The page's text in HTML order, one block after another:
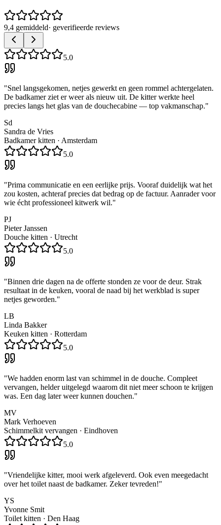
9,4 gemiddeld· geverifieerde reviews
5.0
"Snel langsgekomen, netjes gewerkt en geen rommel achtergelaten.
De badkamer ziet er weer als nieuw uit. De kitter werkte heel
precies langs het glas van de douchecabine — top vakmanschap."
Sd
Sandra de Vries
Badkamer kitten · Amsterdam
5.0
"Prima communicatie en een eerlijke prijs. Vooraf duidelijk wat het
zou kosten, achteraf precies dat bedrag op de factuur. Aanrader voor
wie écht professioneel kitwerk wil."
PJ
Pieter Janssen
Douche kitten · Utrecht
5.0
"Binnen drie dagen na de offerte stonden ze voor de deur. Strak
resultaat in de keuken, vooral de naad bij het werkblad is super
netjes geworden."
LB
Linda Bakker
Keuken kitten · Rotterdam
5.0
"We hadden enorm last van schimmel in de douche. Compleet
vervangen, helder uitgelegd waarom dit niet meer schoon te krijgen
was. Een dag later weer kunnen douchen."
MV
Mark Verhoeven
Schimmelkit vervangen · Eindhoven
5.0
"Vriendelijke kitter, mooi werk afgeleverd. Ook even meegedacht
over het toilet naast de badkamer. Zeker tevreden!"
YS
Yvonne Smit
Toilet kitten · Den Haag